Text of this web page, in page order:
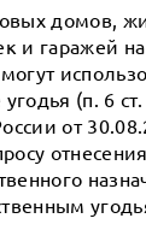
домов,
и гаражей
(п. 6
от